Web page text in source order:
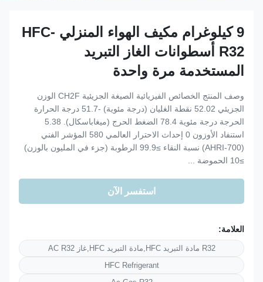
9 كيلوغرام مكيف الهواء المنزلي HFC-
R32 أسطوانات الغاز التبريد
المستخدمة مرة واحدة
وصف المنتج الخصائص الفيزيائية الصيغة الجزيئية CH2F الوزن
الجزيئي 52.02 نقطة الغليان (درجة مئوية) -51.7 درجة الحرارة
الحرجة درجة مئوية 78.4 الضغط الحرج (ميغاباسكال). 5.38
استنفاد الأوزون 0 إحداث الاحترار العالمي 580 المؤشر الفني
(AHRI-700) نسبة النقاء ≥99.9 الرطوبة (جزء في المليون بالوزن)
استفسر الآن
العلامة:
HFC Refrigerant